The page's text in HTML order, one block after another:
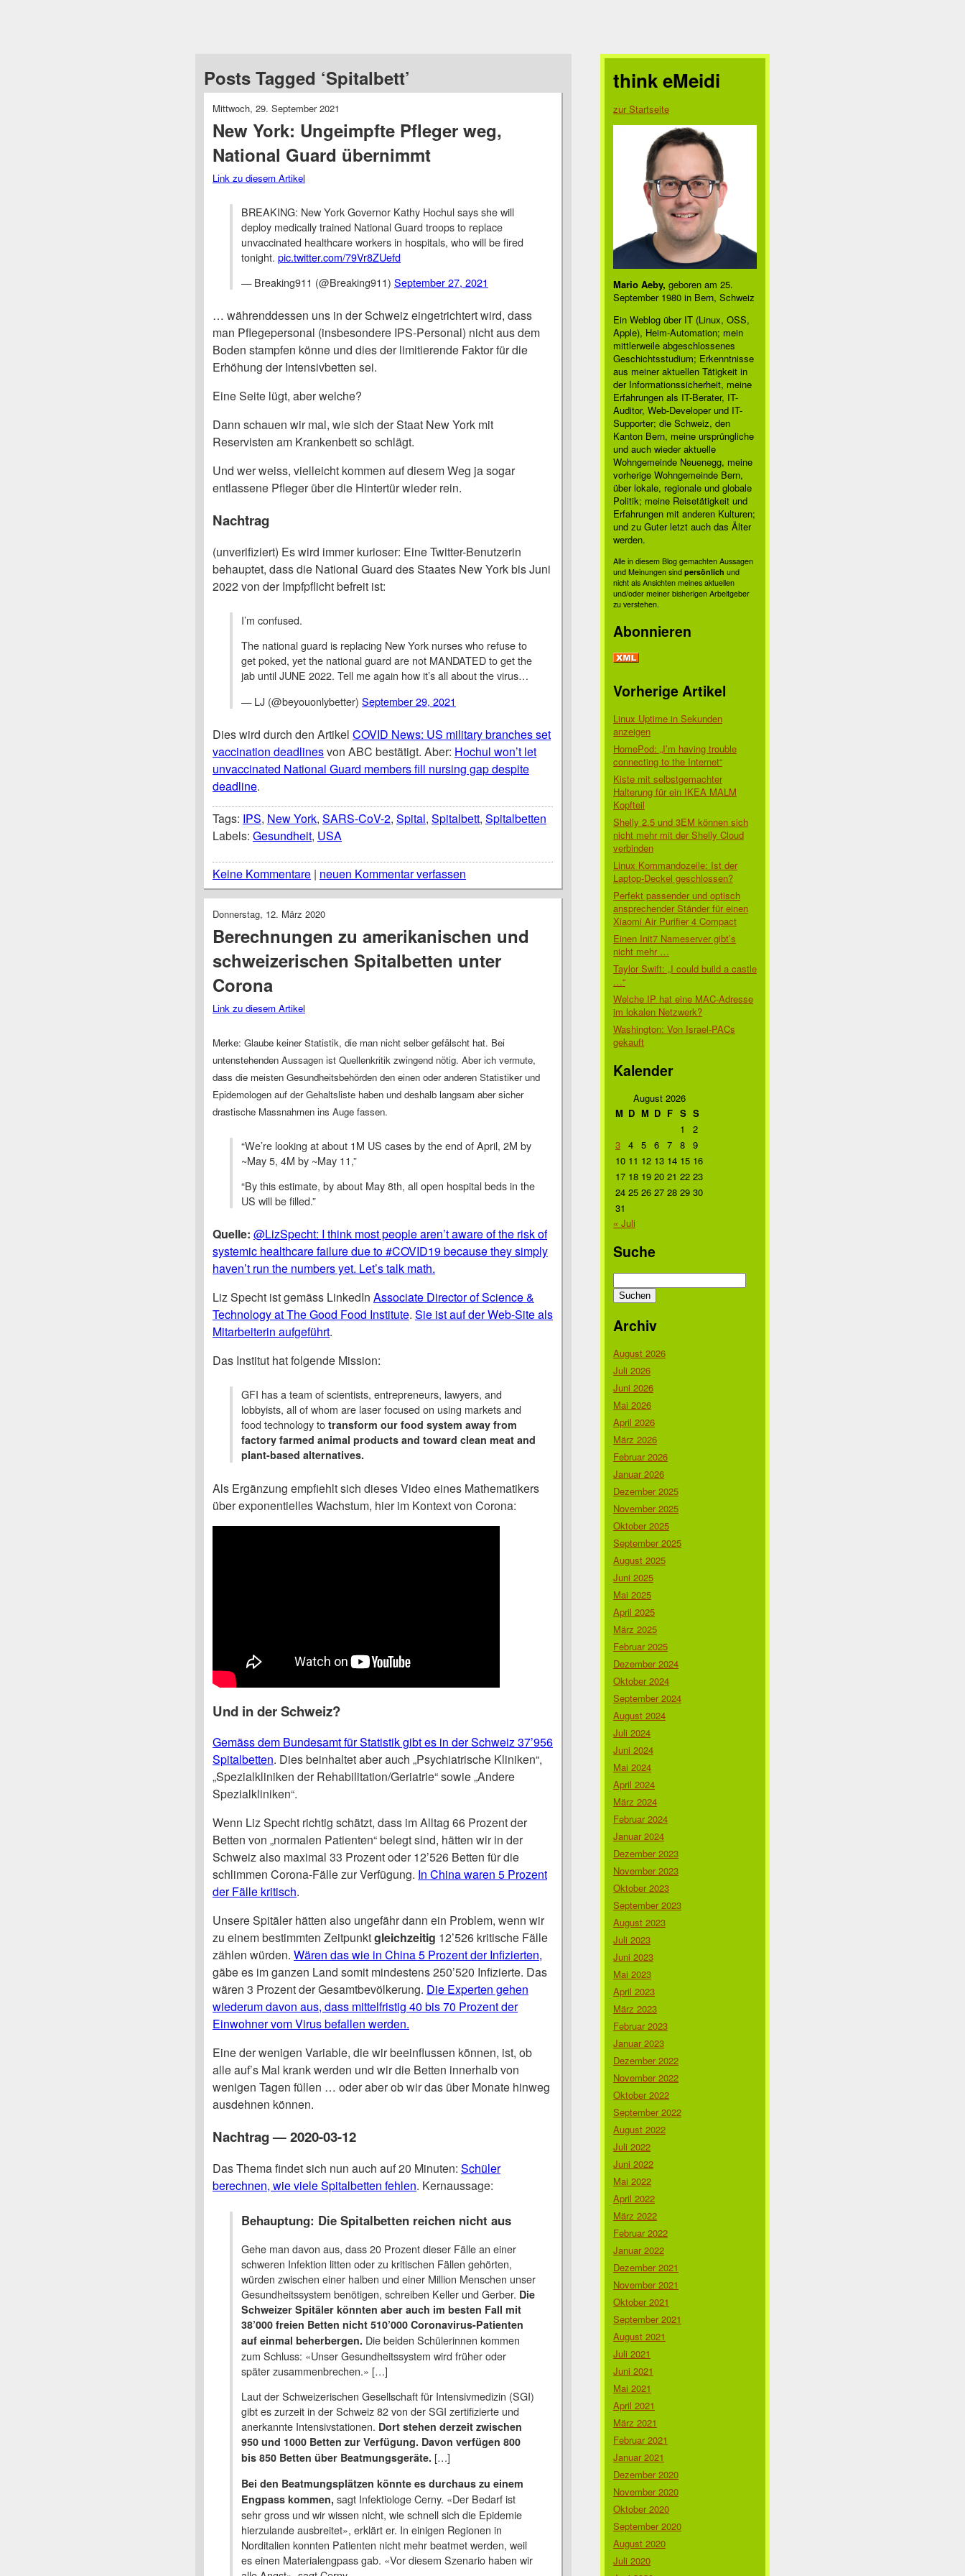
Posts Tagged ‘Spitalbett’
Mittwoch, 29. September 2021
New York: Ungeimpfte Pfleger weg,
National Guard übernimmt
Link zu diesem Artikel
BREAKING: New York Governor Kathy Hochul says she will
deploy medically trained National Guard troops to replace
unvaccinated healthcare workers in hospitals, who will be fired
tonight. pic.twitter.com/79Vr8ZUefd
— Breaking911 (@Breaking911) September 27, 2021
… währenddessen uns in der Schweiz eingetrichtert wird, dass
man Pflegepersonal (insbesondere IPS-Personal) nicht aus dem
Boden stampfen könne und dies der limitierende Faktor für die
Erhöhung der Intensivbetten sei.
Eine Seite lügt, aber welche?
Dann schauen wir mal, wie sich der Staat New York mit
Reservisten am Krankenbett so schlägt.
Und wer weiss, vielleicht kommen auf diesem Weg ja sogar
entlassene Pfleger über die Hintertür wieder rein.
Nachtrag
(unverifiziert) Es wird immer kurioser: Eine Twitter-Benutzerin
behauptet, dass die National Guard des Staates New York bis Juni
2022 von der Impfpflicht befreit ist:
I’m confused.
The national guard is replacing New York nurses who refuse to
get poked, yet the national guard are not MANDATED to get the
jab until JUNE 2022. Tell me again how it’s all about the virus…
— LJ (@beyouonlybetter) September 29, 2021
Dies wird durch den Artikel COVID News: US military branches set
vaccination deadlinesvon ABC bestätigt. Aber: Hochul won’t let
unvaccinated National Guard members fill nursing gap despite
deadline.
Tags: IPS, New York, SARS-CoV-2, Spital, Spitalbett, Spitalbetten
Labels: Gesundheit, USA
Keine Kommentare | neuen Kommentar verfassen
Donnerstag, 12. März 2020
Berechnungen zu amerikanischen und
schweizerischen Spitalbetten unter
Corona
Link zu diesem Artikel
Merke: Glaube keiner Statistik, die man nicht selber gefälscht hat. Bei
untenstehenden Aussagen ist Quellenkritik zwingend nötig. Aber ich vermute,
dass die meisten Gesundheitsbehörden den einen oder anderen Statistiker und
Epidemologen auf der Gehaltsliste haben und deshalb langsam aber sicher
drastische Massnahmen ins Auge fassen.
“We’re looking at about 1M US cases by the end of April, 2M by
~May 5, 4M by ~May 11,”
“By this estimate, by about May 8th, all open hospital beds in the
US will be filled.”
Quelle: @LizSpecht: I think most people aren’t aware of the risk of
systemic healthcare failure due to #COVID19 because they simply
haven’t run the numbers yet. Let’s talk math.
Liz Specht ist gemäss LinkedIn Associate Director of Science &
Technology at The Good Food Institute. Sie ist auf der Web-Site als
Mitarbeiterin aufgeführt.
Das Institut hat folgende Mission:
GFI has a team of scientists, entrepreneurs, lawyers, and
lobbyists, all of whom are laser focused on using markets and
food technology to transform our food system away from
factory farmed animal products and toward clean meat and
plant-based alternatives.
Als Ergänzung empfiehlt sich dieses Video eines Mathematikers
über exponentielles Wachstum, hier im Kontext von Corona:
Und in der Schweiz?
Gemäss dem Bundesamt für Statistik gibt es in der Schweiz 37’956
Spitalbetten. Dies beinhaltet aber auch „Psychiatrische Kliniken“,
„Spezialkliniken der Rehabilitation/Geriatrie“ sowie „Andere
Spezialkliniken“.
Wenn Liz Specht richtig schätzt, dass im Alltag 66 Prozent der
Betten von „normalen Patienten“ belegt sind, hätten wir in der
Schweiz also maximal 33 Prozent oder 12’526 Betten für die
schlimmen Corona-Fälle zur Verfügung. In China waren 5 Prozent
der Fälle kritisch.
Unsere Spitäler hätten also ungefähr dann ein Problem, wenn wir
zu einem bestimmten Zeitpunktgleichzeitig 12’526 kritische Fälle
zählen würden. Wären das wie in China 5 Prozent der Infizierten,
gäbe es im ganzen Land somit mindestens 250’520 Infizierte. Das
wären 3 Prozent der Gesamtbevölkerung. Die Experten gehen
wiederum davon aus, dass mittelfristig 40 bis 70 Prozent der
Einwohner vom Virus befallen werden.
Eine der wenigen Variable, die wir beeinflussen können, ist, ob
alle auf’s Mal krank werden und wir die Betten innerhalb von
wenigen Tagen füllen … oder aber ob wir das über Monate hinweg
ausdehnen können.
Nachtrag — 2020-03-12
Das Thema findet sich nun auch auf 20 Minuten: Schüler
berechnen, wie viele Spitalbetten fehlen. Kernaussage:
Behauptung: Die Spitalbetten reichen nicht aus
Gehe man davon aus, dass 20 Prozent dieser Fälle an einer
schweren Infektion litten oder zu kritischen Fällen gehörten,
würden zwischen einer halben und einer Million Menschen unser
Gesundheitssystem benötigen, schreiben Keller und Gerber. Die
Schweizer Spitäler könnten aber auch im besten Fall mit
38’000 freien Betten nicht 510’000 Coronavirus-Patienten
auf einmal beherbergen. Die beiden Schülerinnen kommen
zum Schluss: «Unser Gesundheitssystem wird früher oder
später zusammenbrechen.» […]
Laut der Schweizerischen Gesellschaft für Intensivmedizin (SGI)
gibt es zurzeit in der Schweiz 82 von der SGI zertifizierte und
anerkannte Intensivstationen. Dort stehen derzeit zwischen
950 und 1000 Betten zur Verfügung. Davon verfügen 800
bis 850 Betten über Beatmungsgeräte. […]
Bei den Beatmungsplätzen könnte es durchaus zu einem
Engpass kommen, sagt Infektiologe Cerny. «Der Bedarf ist
sehr gross und wir wissen nicht, wie schnell sich die Epidemie
hierzulande ausbreitet», erklärt er. In einigen Regionen in
Norditalien konnten Patienten nicht mehr beatmet werden, weil
es einen Materialengpass gab. «Vor diesem Szenario haben wir
think eMeidi
zur Startseite
Mario Aeby, geboren am 25.
September 1980 in Bern, Schweiz
Ein Weblog über IT (Linux, OSS,
Apple), Heim-Automation; mein
mittlerweile abgeschlossenes
Geschichtsstudium; Erkenntnisse
aus meiner aktuellen Tätigkeit in
der Informationssicherheit, meine
Erfahrungen als IT-Berater, IT-
Auditor, Web-Developer und IT-
Supporter; die Schweiz, den
Kanton Bern, meine ursprüngliche
und auch wieder aktuelle
Wohngemeinde Neuenegg, meine
vorherige Wohngemeinde Bern,
über lokale, regionale und globale
Politik; meine Reisetätigkeit und
Erfahrungen mit anderen Kulturen;
und zu Guter letzt auch das Älter
werden.
Alle in diesem Blog gemachten Aussagen
und Meinungen sind persönlich und
nicht als Ansichten meines aktuellen
und/oder meiner bisherigen Arbeitgeber
zu verstehen.
Abonnieren
Vorherige Artikel
Linux Uptime in Sekunden
anzeigen
HomePod: „I’m having trouble
connecting to the Internet“
Kiste mit selbstgemachter
Halterung für ein IKEA MALM
Kopfteil
Shelly 2.5 und 3EM können sich
nicht mehr mit der Shelly Cloud
verbinden
Linux Kommandozeile: Ist der
Laptop-Deckel geschlossen?
Perfekt passender und optisch
ansprechender Ständer für einen
Xiaomi Air Purifier 4 Compact
Einen Init7 Nameserver gibt’s
nicht mehr …
Taylor Swift: „I could build a castle
…“
Welche IP hat eine MAC-Adresse
im lokalen Netzwerk?
Washington: Von Israel-PACs
gekauft
Kalender
August 2026
M D M D F S S
1
2
3 4 5 6 7 8 9
10 11 12 13 14 15 16
17 18 19 20 21 22 23
24 25 26 27 28 29 30
31
« Juli
Suche
nach:
Archiv
August 2026
Juli 2026
Juni 2026
Mai 2026
April 2026
März 2026
Februar 2026
Januar 2026
Dezember 2025
November 2025
Oktober 2025
September 2025
August 2025
Juni 2025
Mai 2025
April 2025
März 2025
Februar 2025
Dezember 2024
Oktober 2024
September 2024
August 2024
Juli 2024
Juni 2024
Mai 2024
April 2024
März 2024
Februar 2024
Januar 2024
Dezember 2023
November 2023
Oktober 2023
September 2023
August 2023
Juli 2023
Juni 2023
Mai 2023
April 2023
März 2023
Februar 2023
Januar 2023
Dezember 2022
November 2022
Oktober 2022
September 2022
August 2022
Juli 2022
Juni 2022
Mai 2022
April 2022
März 2022
Februar 2022
Januar 2022
Dezember 2021
November 2021
Oktober 2021
September 2021
August 2021
Juli 2021
Juni 2021
Mai 2021
April 2021
März 2021
Februar 2021
Januar 2021
Dezember 2020
November 2020
Oktober 2020
September 2020
August 2020
Juli 2020